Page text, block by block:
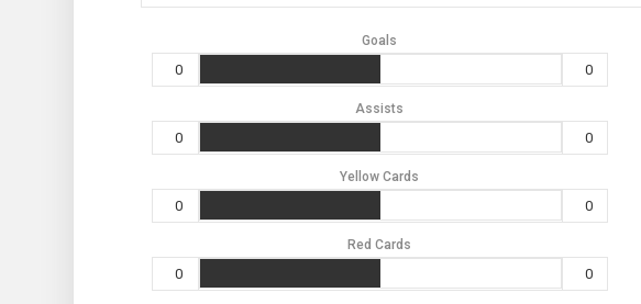
Goals
0 0
Assists
0 0
Yellow Cards
0 0
Red Cards
0 0